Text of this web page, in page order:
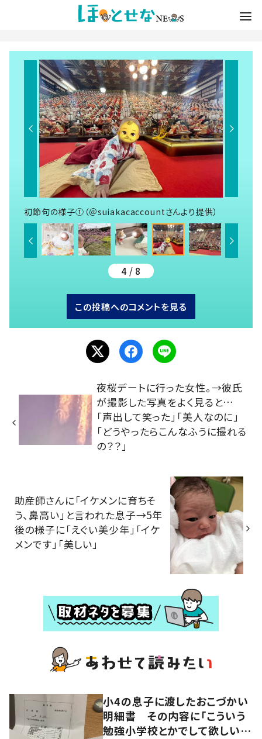
初節句の様子①（＠suiakacaccountさんより提供）
4 / 8
この投稿へのコメントを見る
夜桜デートに行った女性。→彼氏
が撮影した写真をよく見ると…
「声出して笑った」「美人なのに」
「どうやったらこんなふうに撮れる
の？？」
助産師さんに「イケメンに育ちそ
う、鼻高い」と言われた息子→5年
後の様子に「えぐい美少年」「イケ
メンです」「美しい」
小4の息子に渡したおこづかい
明細書 その内容に「こういう
勉強小学校とかでして欲しい」